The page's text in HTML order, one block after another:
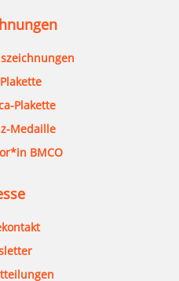
Plakette
Medaille
BMCO